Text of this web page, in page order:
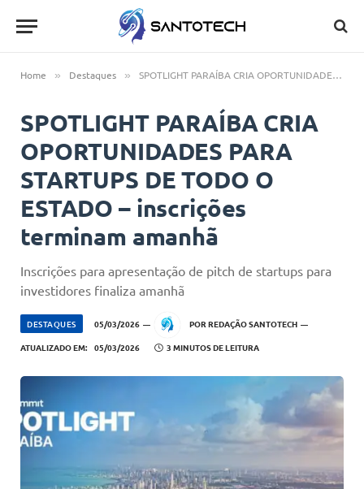
Home » Destaques » SPOTLIGHT PARAÍBA CRIA OPORTUNIDADES PARA STARTUPS DE TODO O ESTADO – inscrições terminam amanhã
SPOTLIGHT PARAÍBA CRIA
OPORTUNIDADES PARA
STARTUPS DE TODO O
ESTADO – inscrições
terminam amanhã
Inscrições para apresentação de pitch de startups para
investidores finaliza amanhã
DESTAQUES 05/03/2026 POR REDAÇÃO SANTOTECH
ATUALIZADO EM: 05/03/2026 3 MINUTOS DE LEITURA